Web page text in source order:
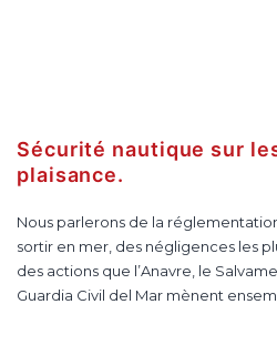
Sécurité nautique sur
plaisance.
Nous parlerons de la
sortir en mer, des négligences les
des actions que l’Anavre, le
Guardia Civil del Mar mènent